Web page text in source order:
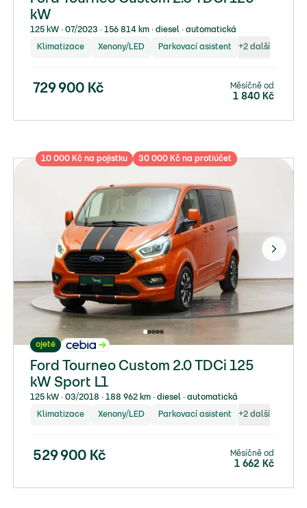
kW
125 kW ∙ 07/2023 ∙ 156 814 km ∙ diesel ∙ automatická
Klimatizace Xenony/LED Parkovací asistent +2 další
729 900 Kč Měsíčně od
1 840 Kč
10 000 Kč na pojistku 30 000 Kč na protiúčet
ojeté
Ford Tourneo Custom 2.0 TDCi 125
kW Sport L1
125 kW ∙ 03/2018 ∙ 188 962 km ∙ diesel ∙ automatická
Klimatizace Xenony/LED Parkovací asistent +2 další
529 900 Kč Měsíčně od
1 662 Kč